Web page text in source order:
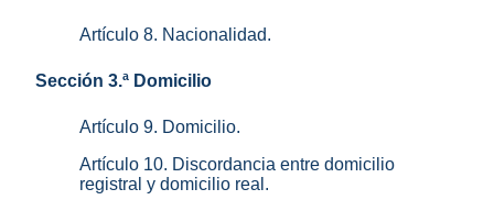
Artículo 8. Nacionalidad.
Sección 3.ª Domicilio
Artículo 9. Domicilio.
Artículo 10. Discordancia entre domicilio
registral y domicilio real.